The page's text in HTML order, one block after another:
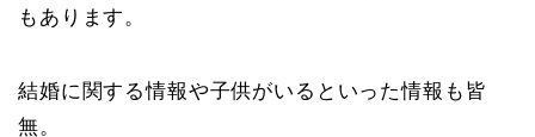
もあります。
結婚に関する情報や子供がいるといった情報も皆
無。